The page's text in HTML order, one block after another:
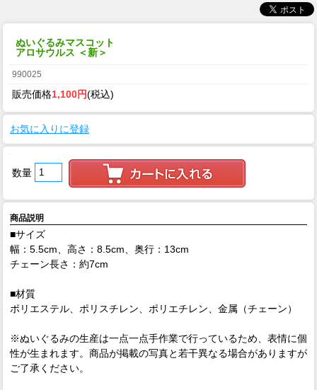
ぬいぐるみマスコット
アロサウルス ＜新＞
990025
販売価格1,100円(税込)
お気に入りに登録
数量
商品説明
■サイズ
幅：5.5cm、高さ：8.5cm、奥行：13cm
チェーン長さ：約7cm
■材質
ポリエステル、ポリスチレン、ポリエチレン、金属（チェーン）
※ぬいぐるみの生産は一点一点手作業で行っているため、表情に個
性が生まれます。商品が掲載の写真と若干異なる場合がありますが
ご了承ください。